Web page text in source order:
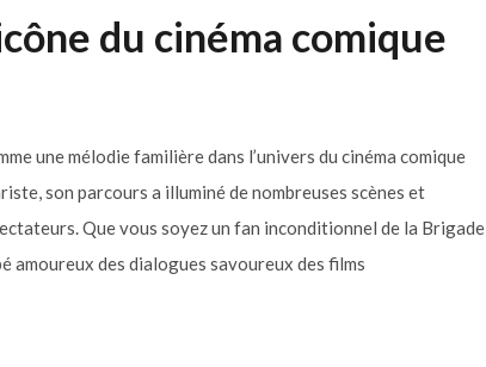
du cinéma comique
une mélodie familière dans l’univers du cinéma comique
son parcours a illuminé de nombreuses scènes et
Que vous soyez un fan inconditionnel de la Brigade
amoureux des dialogues savoureux des films